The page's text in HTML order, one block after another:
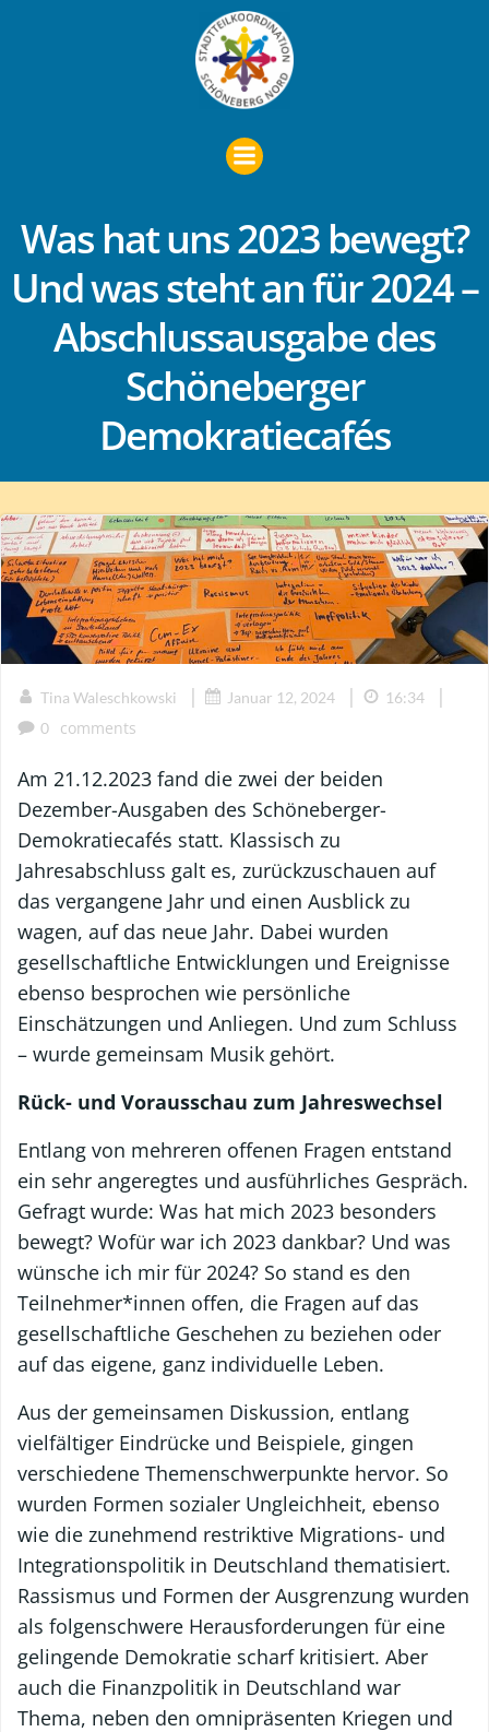
Zum
Inhalt
springen
Was hat uns 2023 bewegt?
Und was steht an für 2024 –
Abschlussausgabe des
Schöneberger
Demokratiecafés
Tina Waleschkowski | Januar 12, 2024 | 16:34 |
0 comments
Am 21.12.2023 fand die zwei der beiden
Dezember-Ausgaben des Schöneberger-
Demokratiecafés statt. Klassisch zu
Jahresabschluss galt es, zurückzuschauen auf
das vergangene Jahr und einen Ausblick zu
wagen, auf das neue Jahr. Dabei wurden
gesellschaftliche Entwicklungen und Ereignisse
ebenso besprochen wie persönliche
Einschätzungen und Anliegen. Und zum Schluss
– wurde gemeinsam Musik gehört.
Rück- und Vorausschau zum Jahreswechsel
Entlang von mehreren offenen Fragen entstand
ein sehr angeregtes und ausführliches Gespräch.
Gefragt wurde: Was hat mich 2023 besonders
bewegt? Wofür war ich 2023 dankbar? Und was
wünsche ich mir für 2024? So stand es den
Teilnehmer*innen offen, die Fragen auf das
gesellschaftliche Geschehen zu beziehen oder
auf das eigene, ganz individuelle Leben.
Aus der gemeinsamen Diskussion, entlang
vielfältiger Eindrücke und Beispiele, gingen
verschiedene Themenschwerpunkte hervor. So
wurden Formen sozialer Ungleichheit, ebenso
wie die zunehmend restriktive Migrations- und
Integrationspolitik in Deutschland thematisiert.
Rassismus und Formen der Ausgrenzung wurden
als folgenschwere Herausforderungen für eine
gelingende Demokratie scharf kritisiert. Aber
auch die Finanzpolitik in Deutschland war
Thema, neben den omnipräsenten Kriegen und